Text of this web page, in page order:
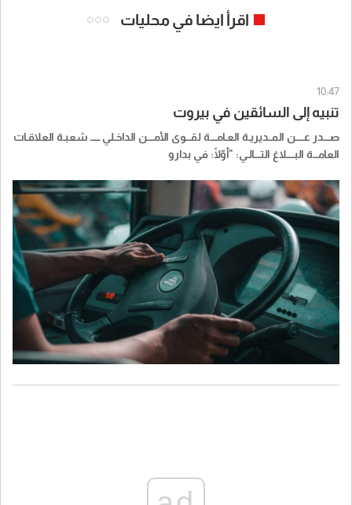
اقرأ ايضا في محليات
10:47
تنبيه إلى السائقين في بيروت
صــــدر عـــــن المــديريـة العـامــــة لقـــوى الأمــــن الداخـلي ــــــ شعبـة العلاقـات
العامـــة البـــــلاغ التــــالـي: "أوّلًا: في بدارو